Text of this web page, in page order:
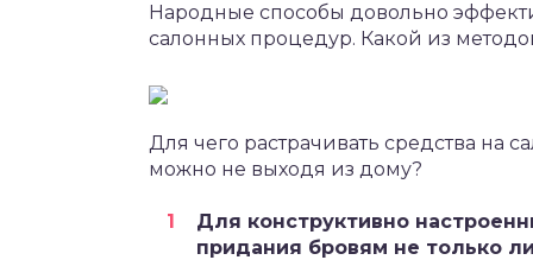
Народные способы довольно
салонных процедур. Какой из
Для чего растрачивать средства на
можно не выходя из дому?
Для конструктивно
придания бровям не только